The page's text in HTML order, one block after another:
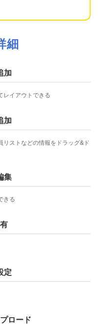
細
加
レイアウトできる
加
リストなどの情報をドラッグ&ド
集
きる
定
ロード